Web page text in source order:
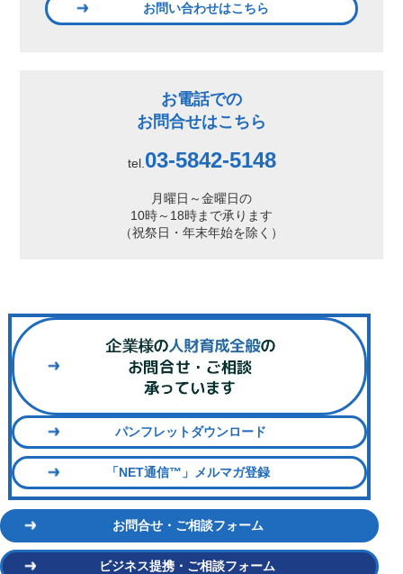
お問い合わせはこちら
お電話での
お問合せはこちら
tel. 03-5842-5148
月曜日～金曜日の
10時～18時まで承ります
（祝祭日・年末年始を除く）
パンフレットダウンロード
「NET通信™」メルマガ登録
お問合せ・ご相談フォーム
ビジネス提携・ご相談フォーム